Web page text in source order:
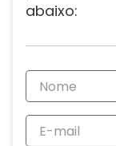
abaixo: